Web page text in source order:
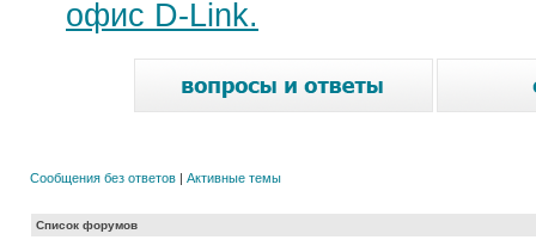
офис D-Link.
Сообщения без ответов | Активные темы
Список форумов